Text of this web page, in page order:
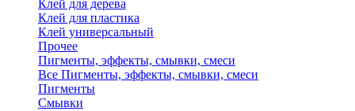
Клей для дерева
Клей для пластика
Клей универсальный
Прочее
Пигменты, эффекты, смывки, смеси
Все Пигменты, эффекты, смывки, смеси
Пигменты
Смывки